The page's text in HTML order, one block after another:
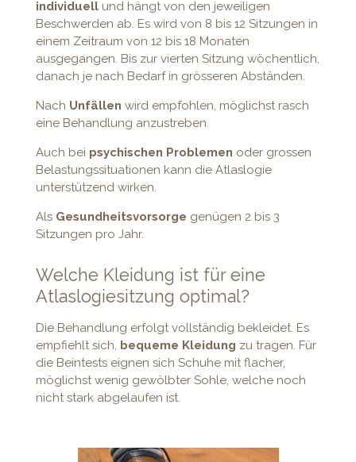
individuellund hängt von den jeweiligen
Beschwerden ab. Es wird von 8 bis 12 Sitzungen in
einem Zeitraum von 12 bis 18 Monaten
ausgegangen. Bis zur vierten Sitzung wöchentlich,
danach je nach Bedarf in grösseren Abständen.
Nach Unfällen wird empfohlen, möglichst rasch
eine Behandlung anzustreben.
Auch bei psychischen Problemen oder grossen
Belastungssituationen kann die Atlaslogie
unterstützend wirken.
Als Gesundheitsvorsorge genügen 2 bis 3
Sitzungen pro Jahr.
Welche Kleidung ist für eine
Atlaslogiesitzung optimal?
Die Behandlung erfolgt vollständig bekleidet. Es
empfiehlt sich, bequeme Kleidung zu tragen. Für
die Beintests eignen sich Schuhe mit flacher,
möglichst wenig gewölbter Sohle, welche noch
nicht stark abgelaufen ist.